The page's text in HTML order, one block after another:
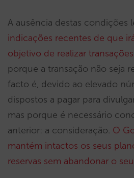
A ausência destas condições
indicações recentes de que
objetivo de realizar
porque a transação não seja
facto é, devido ao elevado
dispostos a pagar para
mas porque é necessário
anterior: a consideração. O
mantém intactos os seus
reservas sem abandonar o